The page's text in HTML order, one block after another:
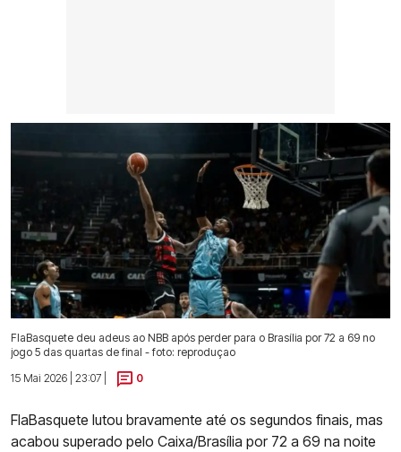
FlaBasquete deu adeus ao NBB após perder para o Brasília por 72 a 69 no
jogo 5 das quartas de final - foto: reproduçao
15 Mai 2026 | 23:07 |
0
FlaBasquete lutou bravamente até os segundos finais, mas
acabou superado pelo Caixa/Brasília por 72 a 69 na noite